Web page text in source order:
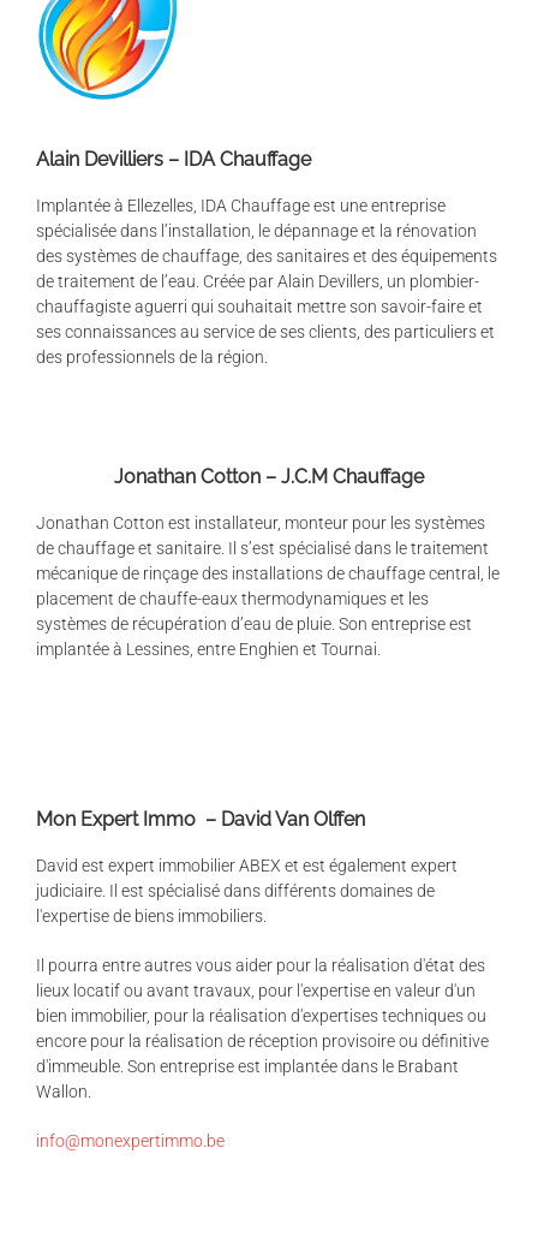
Alain Devilliers – IDA Chauffage
Implantée à Ellezelles, IDA Chauffage est une entreprise
spécialisée dans l’installation, le dépannage et la rénovation
des systèmes de chauffage, des sanitaires et des équipements
de traitement de l’eau. Créée par Alain Devillers, un plombier-
chauffagiste aguerri qui souhaitait mettre son savoir-faire et
ses connaissances au service de ses clients, des particuliers et
des professionnels de la région.
Jonathan Cotton – J.C.M Chauffage
Jonathan Cotton est installateur, monteur pour les systèmes
de chauffage et sanitaire. Il s’est spécialisé dans le traitement
mécanique de rinçage des installations de chauffage central, le
placement de chauffe-eaux thermodynamiques et les
systèmes de récupération d’eau de pluie. Son entreprise est
implantée à Lessines, entre Enghien et Tournai.
Mon Expert Immo – David Van Olffen
David est expert immobilier ABEX et est également expert
judiciaire. Il est spécialisé dans différents domaines de
l'expertise de biens immobiliers.
Il pourra entre autres vous aider pour la réalisation d'état des
lieux locatif ou avant travaux, pour l'expertise en valeur d'un
bien immobilier, pour la réalisation d'expertises techniques ou
encore pour la réalisation de réception provisoire ou définitive
d'immeuble. Son entreprise est implantée dans le Brabant
Wallon.
info@monexpertimmo.be